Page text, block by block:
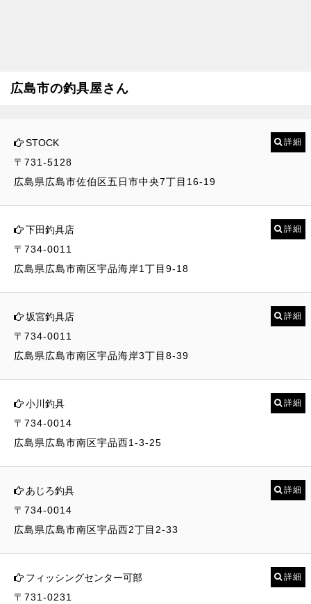
広島市の釣具屋さん
STOCK
〒731-5128
広島県広島市佐伯区五日市中央7丁目16-19
詳細
下田釣具店
〒734-0011
広島県広島市南区宇品海岸1丁目9-18
詳細
坂宮釣具店
〒734-0011
広島県広島市南区宇品海岸3丁目8-39
詳細
小川釣具
〒734-0014
広島県広島市南区宇品西1-3-25
詳細
あじろ釣具
〒734-0014
広島県広島市南区宇品西2丁目2-33
詳細
フィッシングセンター可部
〒731-0231
詳細